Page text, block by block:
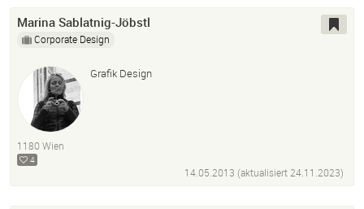
Marina Sablatnig-Jöbstl
Corporate Design
Grafik Design
1180 Wien
4
14.05.2013 (aktualisiert24.11.2023)